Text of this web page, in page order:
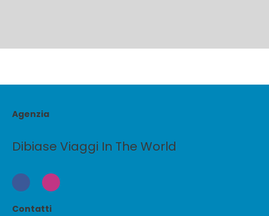
Agenzia
Dibiase Viaggi In The World
Contatti